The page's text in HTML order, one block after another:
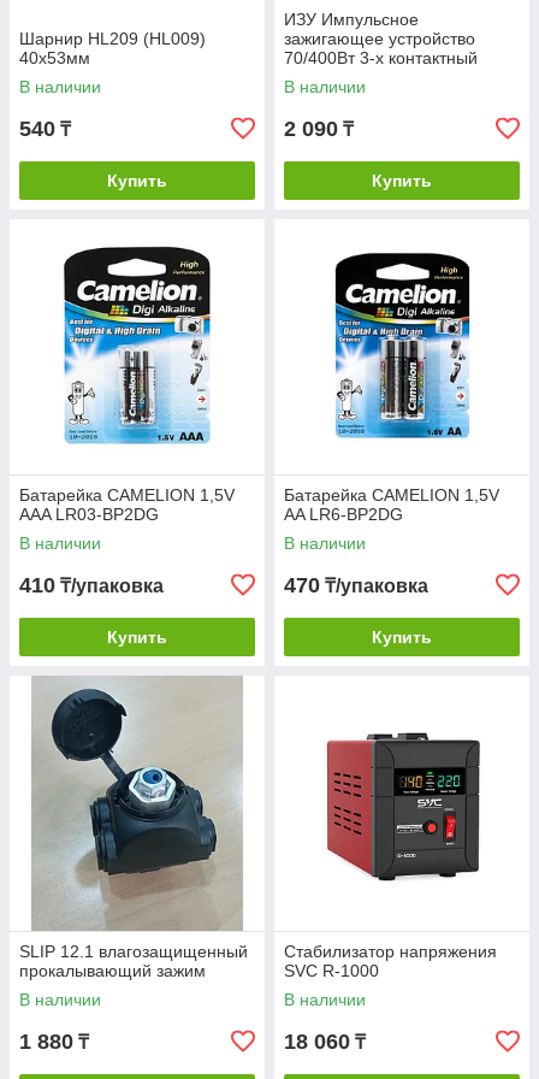
Шарнир HL209 (HL009)
40х53мм
В наличии
540 ₸
Купить
ИЗУ Импульсное
зажигающее устройство
70/400Вт 3-х контактный
В наличии
2 090 ₸
Купить
Батарейка CAMELION 1,5V
AAA LR03-BP2DG
В наличии
410 ₸/упаковка
Купить
Батарейка CAMELION 1,5V
AA LR6-BP2DG
В наличии
470 ₸/упаковка
Купить
SLIP 12.1 влагозащищенный
прокалывающий зажим
В наличии
1 880 ₸
Стабилизатор напряжения
SVC R-1000
В наличии
18 060 ₸